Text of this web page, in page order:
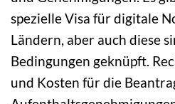
spezielle Visa für digitale
Ländern, aber auch diese
Bedingungen geknüpft.
und Kosten für die